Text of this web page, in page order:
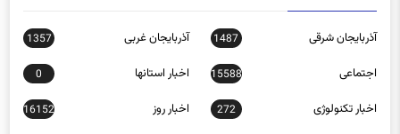
آذربایجان شرقی 1487 آذربایجان غربی 1357
اجتماعی 15588 اخبار استانها 0
اخبار تکنولوژی 272 اخبار روز 16152